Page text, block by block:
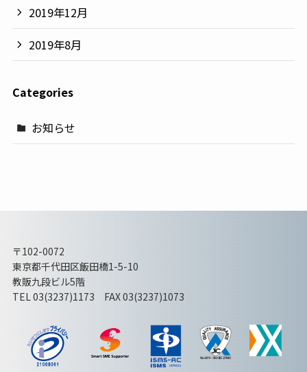
2019年12月
2019年8月
Categories
お知らせ
〒102-0072
東京都千代田区飯田橋1-5-10
教販九段ビル5階
TEL 03(3237)1173 FAX 03(3237)1073